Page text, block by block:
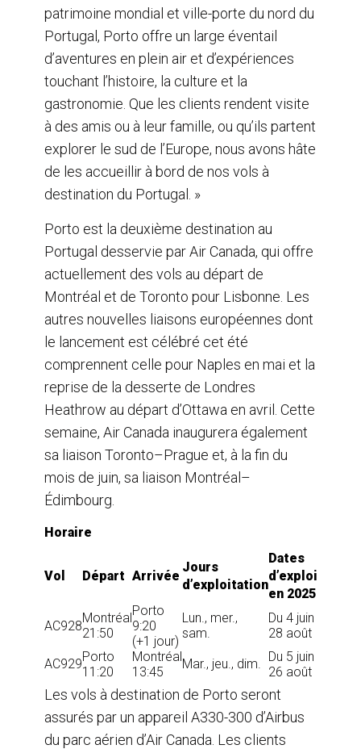
patrimoine mondial et ville-porte du nord du
Portugal, Porto offre un large éventail
d’aventures en plein air et d’expériences
touchant l’histoire, la culture et la
gastronomie. Que les clients rendent visite
à des amis ou à leur famille, ou qu’ils partent
explorer le sud de l’Europe, nous avons hâte
de les accueillir à bord de nos vols à
destination du Portugal. »
Porto est la deuxième destination au
Portugal desservie par Air Canada, qui offre
actuellement des vols au départ de
Montréal et de Toronto pour Lisbonne. Les
autres nouvelles liaisons européennes dont
le lancement est célébré cet été
comprennent celle pour Naples en mai et la
reprise de la desserte de Londres
Heathrow au départ d’Ottawa en avril. Cette
semaine, Air Canada inaugurera également
sa liaison Toronto–Prague et, à la fin du
mois de juin, sa liaison Montréal–
Édimbourg.
Horaire
Vol Départ Arrivée
Jours
d’exploitation
Dates
d’exploitation
en 2025
AC928
Montréal
21:50
Porto
9:20
(+1 jour)
Lun., mer.,
sam.
Du 4 juin au
28 août
AC929Porto
11:20
Montréal
13:45
Mar., jeu., dim. Du 5 juin au
26 août
Les vols à destination de Porto seront
assurés par un appareil A330-300 d’Airbus
du parc aérien d’Air Canada. Les clients